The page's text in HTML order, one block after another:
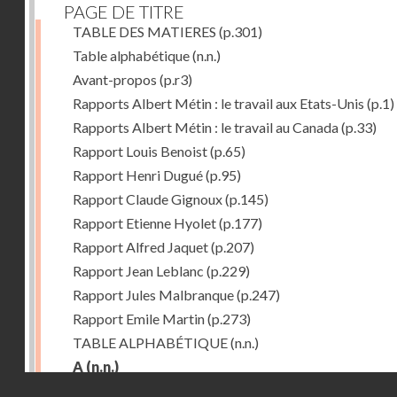
PAGE DE TITRE
TABLE DES MATIERES (p.301)
Table alphabétique(n.n.)
Avant-propos (p.r3)
Rapports Albert Métin : le travail aux Etats-Unis (p.1)
Rapports Albert Métin : le travail au Canada(p.33)
Rapport Louis Benoist(p.65)
Rapport Henri Dugué(p.95)
Rapport Claude Gignoux(p.145)
Rapport Etienne Hyolet(p.177)
Rapport Alfred Jaquet(p.207)
Rapport Jean Leblanc (p.229)
Rapport Jules Malbranque(p.247)
Rapport Emile Martin(p.273)
TABLE ALPHABÉTIQUE(n.n.)
A (n.n.)